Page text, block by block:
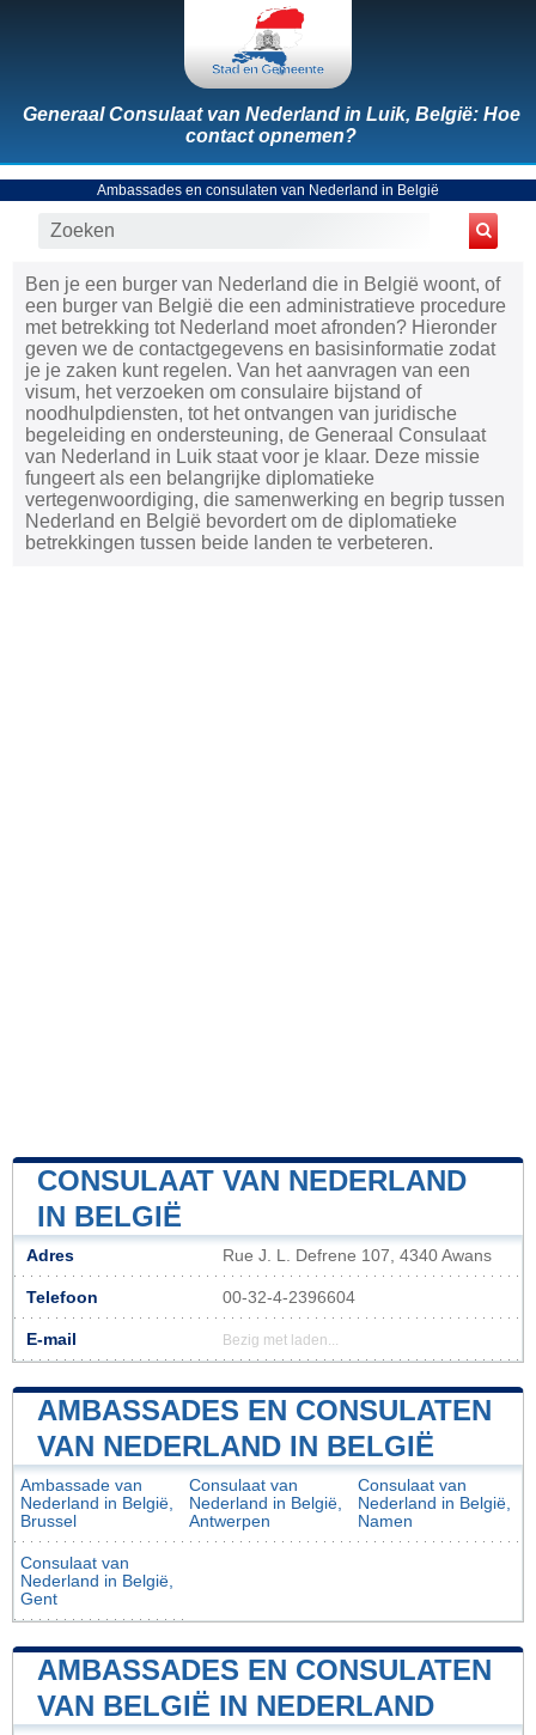
Generaal Consulaat van Nederland in Luik, België: Hoe
contact opnemen?
Ambassades en consulaten van Nederland in België
Ben je een burger van Nederland die in België woont, of
een burger van België die een administratieve procedure
met betrekking tot Nederland moet afronden? Hieronder
geven we de contactgegevens en basisinformatie zodat
je je zaken kunt regelen. Van het aanvragen van een
visum, het verzoeken om consulaire bijstand of
noodhulpdiensten, tot het ontvangen van juridische
begeleiding en ondersteuning, de Generaal Consulaat
van Nederland in Luik staat voor je klaar. Deze missie
fungeert als een belangrijke diplomatieke
vertegenwoordiging, die samenwerking en begrip tussen
Nederland en België bevordert om de diplomatieke
betrekkingen tussen beide landen te verbeteren.
CONSULAAT VAN NEDERLAND
IN BELGIË
Adres Rue J. L. Defrene 107, 4340 Awans
Telefoon 00-32-4-2396604
E-mail Bezig met laden...
AMBASSADES EN CONSULATEN
VAN NEDERLAND IN BELGIË
Ambassade van
Nederland in België,
Brussel
Consulaat van
Nederland in België,
Antwerpen
Consulaat van
Nederland in België,
Namen
Consulaat van
Nederland in België,
Gent
AMBASSADES EN CONSULATEN
VAN BELGIË IN NEDERLAND